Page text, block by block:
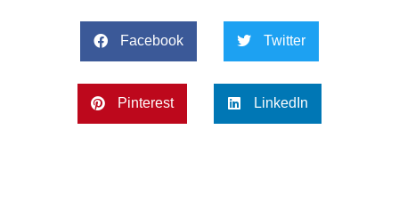
Facebook Twitter
Pinterest LinkedIn